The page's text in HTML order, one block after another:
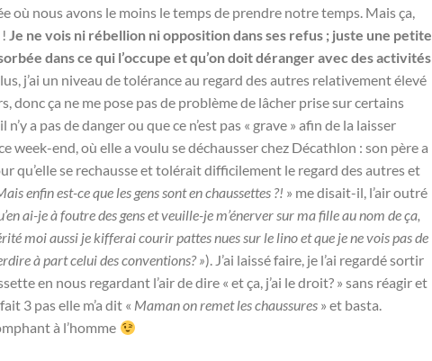
où nous avons le moins le temps de prendre notre temps. Mais ça,
!Je ne vois ni rébellion ni opposition dans ses refus ; juste une petite
dans ce qui l’occupe et qu’on doit déranger avec des activités
j’ai un niveau de tolérance au regard des autres relativement élevé
donc ça ne me pose pas de problème de lâcher prise sur certains
n’y a pas de danger ou que ce n’est pas « grave » afin de la laisser
week-end, où elle a voulu se déchausser chez Décathlon : son père a
qu’elle se rechausse et tolérait difficilement le regard des autres et
enfin est-ce que les gens sont en chaussettes ?! » me disait-il, l’air outré
ai-je à foutre des gens et veuille-je m’énerver sur ma fille au nom de ça,
moi aussi je kifferai courir pattes nues sur le lino et que je ne vois pas de
à part celui des conventions? »). J’ai laissé faire, je l’ai regardé sortir
en nous regardant l’air de dire « et ça, j’ai le droit? » sans réagir et
3 pas elle m’a dit « Maman on remet les chaussures » et basta.
à l’homme